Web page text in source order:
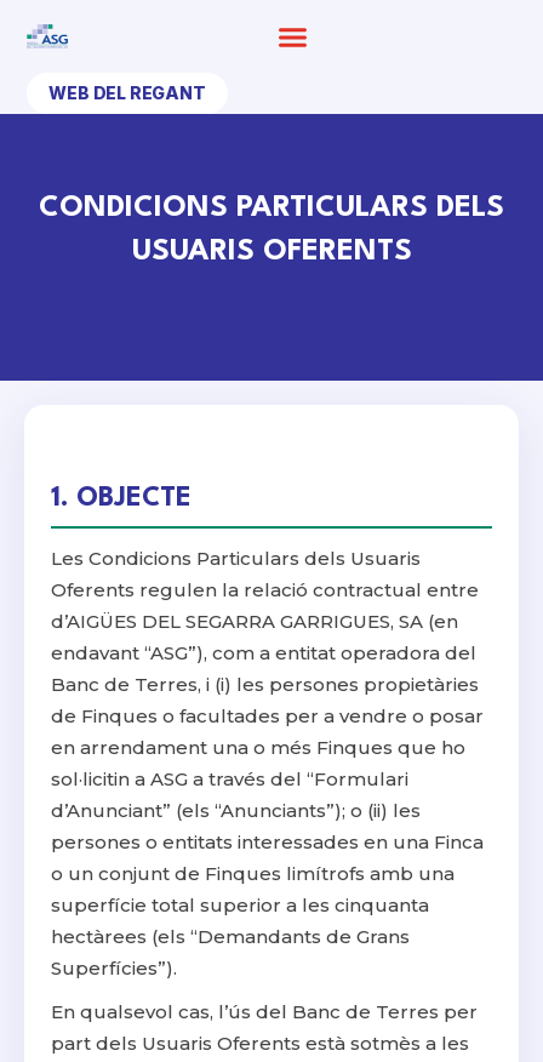
WEB DEL REGANT
CONDICIONS PARTICULARS DELS
USUARIS OFERENTS
1. OBJECTE
Les Condicions Particulars dels Usuaris
Oferents regulen la relació contractual entre
d’AIGÜES DEL SEGARRA GARRIGUES, SA (en
endavant “ASG”), com a entitat operadora del
Banc de Terres, i (i) les persones propietàries
de Finques o facultades per a vendre o posar
en arrendament una o més Finques que ho
sol·licitin a ASG a través del “Formulari
d’Anunciant” (els “Anunciants”); o (ii) les
persones o entitats interessades en una Finca
o un conjunt de Finques limítrofs amb una
superfície total superior a les cinquanta
hectàrees (els “Demandants de Grans
Superfícies”).
En qualsevol cas, l’ús del Banc de Terres per
part dels Usuaris Oferents està sotmès a les